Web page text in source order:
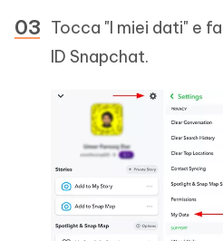
Tocca "I miei dati" e
ID Snapchat.